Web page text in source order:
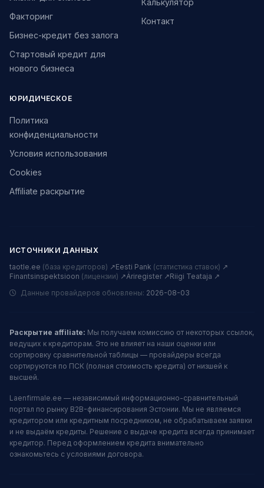
Факторинг
Бизнес-кредит без залога
Стартовый кредит для
нового бизнеса
Калькулятор
Контакт
ЮРИДИЧЕСКОЕ
Политика
конфиденциальности
Условия использования
Cookies
Affiliate раскрытие
ИСТОЧНИКИ ДАННЫХ
taotle.ee (база кредиторов) ↗Eesti Pank (статистика ставок) ↗
Finantsinspektsioon (лицензии) ↗Äriregister ↗Riigi Teataja ↗
Данные провайдеров обновлены: 2026-08-03
Раскрытие affiliate: Мы получаем комиссию от некоторых ссылок,
ведущих к кредиторам. Это не влияет на наши оценки или
сортировку сравнительной таблицы — провайдеры всегда
сортируются по ПСК (полная стоимость кредита) от низшей к
высшей.
Laenfirmale.ee — независимый информационно-сравнительный
портал по рынку B2B-финансирования Эстонии. Мы не являемся
кредитором или кредитным посредником, не обрабатываем заявки
и не выдаём кредиты. Решение о выдаче кредита всегда принимает
кредитор. Перед оформлением кредита внимательно
ознакомьтесь с условиями договора.